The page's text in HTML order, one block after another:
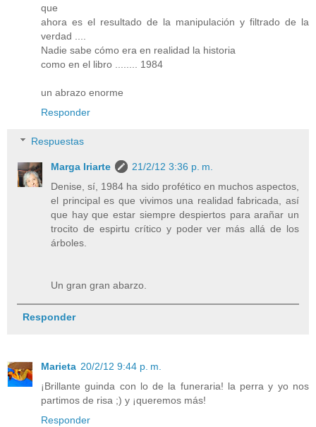
que
ahora es el resultado de la manipulación y filtrado de la
verdad ....
Nadie sabe cómo era en realidad la historia
como en el libro ........ 1984
un abrazo enorme
Responder
Respuestas
Marga Iriarte
21/2/12 3:36 p. m.
Denise, sí, 1984 ha sido profético en muchos aspectos,
el principal es que vivimos una realidad fabricada, así
que hay que estar siempre despiertos para arañar un
trocito de espirtu crítico y poder ver más allá de los
árboles.
Un gran gran abarzo.
Responder
Marieta 20/2/12 9:44 p. m.
¡Brillante guinda con lo de la funeraria! la perra y yo nos
partimos de risa ;) y ¡queremos más!
Responder